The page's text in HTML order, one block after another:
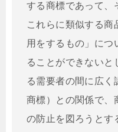
する商標であって、
これらに類似する商
用をするもの」につ
ることができないと
る需要者の間に広く
商標）との関係で、
の防止を図ろうとす